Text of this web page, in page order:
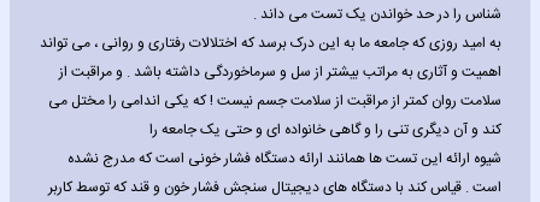
شناس را در حد خواندن یک تست می داند .
به امید روزی که جامعه ما به این درک برسد که اختلالات رفتاری و روانی ، می تواند
اهمیت و آثاری به مراتب بیشتر از سل و سرماخوردگی داشته باشد . و مراقبت از
سلامت روان کمتر از مراقبت از سلامت جسم نیست ! که یکی اندامی را مختل می
کند و آن دیگری تنی را و گاهی خانواده ای و حتی یک جامعه را
شیوه ارائه این تست ها همانند ارائه دستگاه فشار خونی است که مدرج نشده
است . قیاس کند با دستگاه های دیجیتال سنجش فشار خون و قند که توسط کاربر